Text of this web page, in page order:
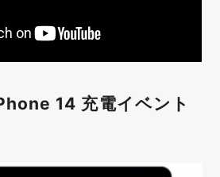
14 充電イベント